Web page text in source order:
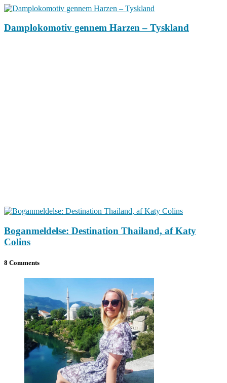
Damplokomotiv gennem Harzen – Tyskland
Boganmeldelse: Destination Thailand, af Katy
Colins
8 Comments